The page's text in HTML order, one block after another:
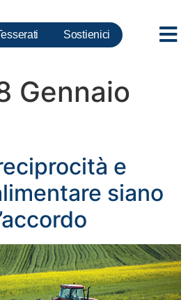
Sostienici
Gennaio
e
siano